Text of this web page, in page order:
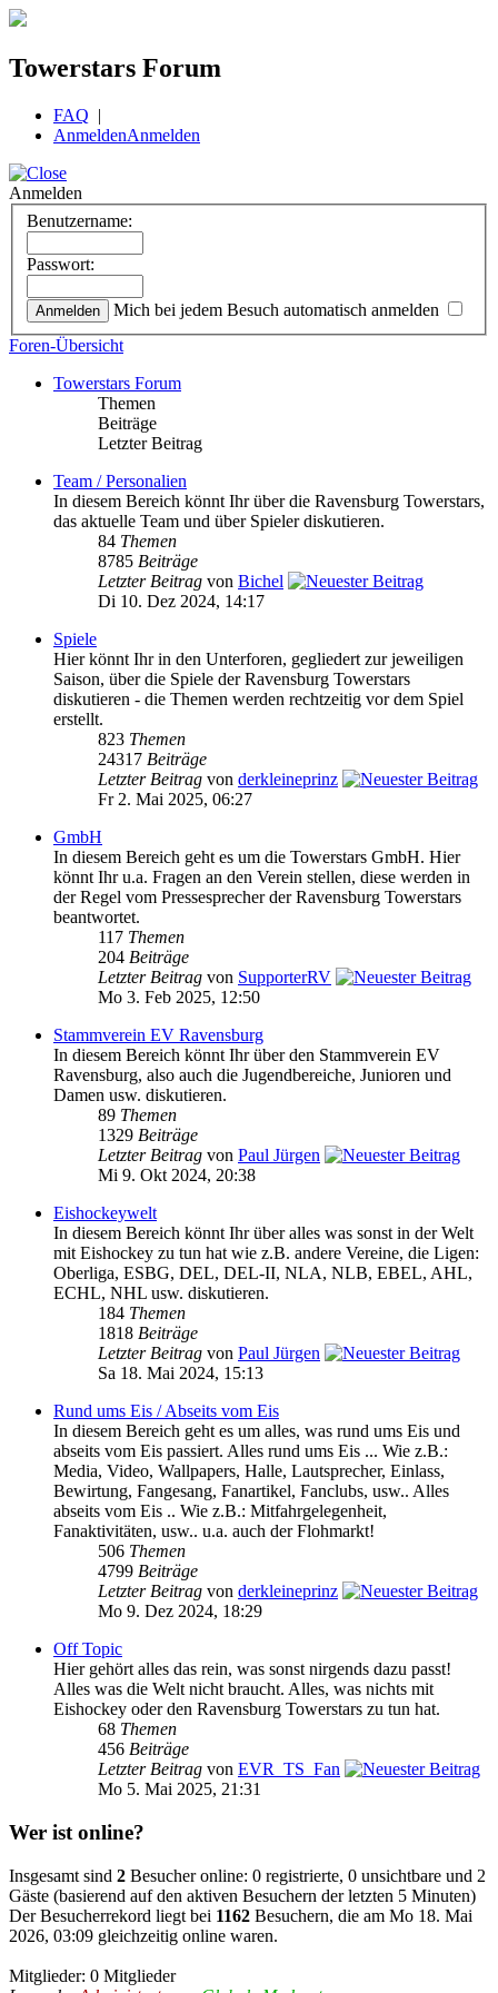
Towerstars Forum
FAQ |
AnmeldenAnmelden
Anmelden
Benutzername:
Passwort:
Mich bei jedem Besuch automatisch anmelden
Foren-Übersicht
Towerstars Forum
Themen
Beiträge
Letzter Beitrag
Team / Personalien
In diesem Bereich könnt Ihr über die Ravensburg Towerstars,
das aktuelle Team und über Spieler diskutieren.
84 Themen
8785 Beiträge
Letzter Beitrag von Bichel
Di 10. Dez 2024, 14:17
Spiele
Hier könnt Ihr in den Unterforen, gegliedert zur jeweiligen
Saison, über die Spiele der Ravensburg Towerstars
diskutieren - die Themen werden rechtzeitig vor dem Spiel
erstellt.
823 Themen
24317 Beiträge
Letzter Beitrag von derkleineprinz
Fr 2. Mai 2025, 06:27
GmbH
In diesem Bereich geht es um die Towerstars GmbH. Hier
könnt Ihr u.a. Fragen an den Verein stellen, diese werden in
der Regel vom Pressesprecher der Ravensburg Towerstars
beantwortet.
117 Themen
204 Beiträge
Letzter Beitrag von SupporterRV
Mo 3. Feb 2025, 12:50
Stammverein EV Ravensburg
In diesem Bereich könnt Ihr über den Stammverein EV
Ravensburg, also auch die Jugendbereiche, Junioren und
Damen usw. diskutieren.
89 Themen
1329 Beiträge
Letzter Beitrag von Paul Jürgen
Mi 9. Okt 2024, 20:38
Eishockeywelt
In diesem Bereich könnt Ihr über alles was sonst in der Welt
mit Eishockey zu tun hat wie z.B. andere Vereine, die Ligen:
Oberliga, ESBG, DEL, DEL-II, NLA, NLB, EBEL, AHL,
ECHL, NHL usw. diskutieren.
184 Themen
1818 Beiträge
Letzter Beitrag von Paul Jürgen
Sa 18. Mai 2024, 15:13
Rund ums Eis / Abseits vom Eis
In diesem Bereich geht es um alles, was rund ums Eis und
abseits vom Eis passiert. Alles rund ums Eis ... Wie z.B.:
Media, Video, Wallpapers, Halle, Lautsprecher, Einlass,
Bewirtung, Fangesang, Fanartikel, Fanclubs, usw.. Alles
abseits vom Eis .. Wie z.B.: Mitfahrgelegenheit,
Fanaktivitäten, usw.. u.a. auch der Flohmarkt!
506 Themen
4799 Beiträge
Letzter Beitrag von derkleineprinz
Mo 9. Dez 2024, 18:29
Off Topic
Hier gehört alles das rein, was sonst nirgends dazu passt!
Alles was die Welt nicht braucht. Alles, was nichts mit
Eishockey oder den Ravensburg Towerstars zu tun hat.
68 Themen
456 Beiträge
Letzter Beitrag von EVR_TS_Fan
Mo 5. Mai 2025, 21:31
Wer ist online?
Insgesamt sind 2 Besucher online: 0 registrierte, 0 unsichtbare und 2
Gäste (basierend auf den aktiven Besuchern der letzten 5 Minuten)
Der Besucherrekord liegt bei 1162 Besuchern, die am Mo 18. Mai
2026, 03:09 gleichzeitig online waren.
Mitglieder: 0 Mitglieder